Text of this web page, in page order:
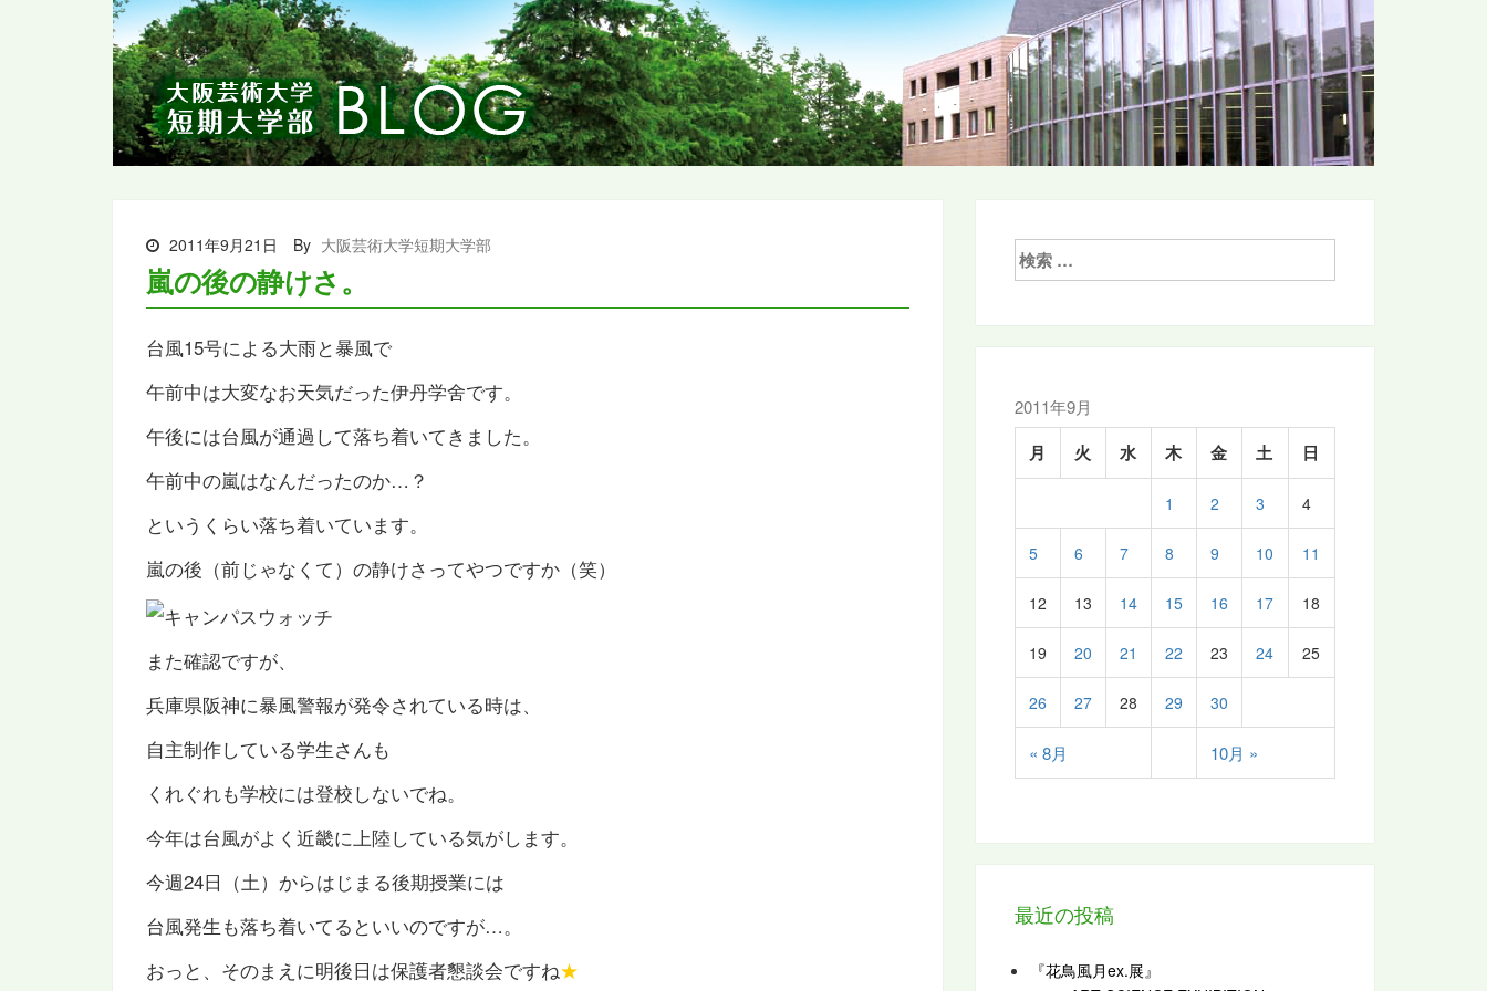
2011年9月21日 By 大阪芸術大学短期大学部
嵐の後の静けさ。
台風15号による大雨と暴風で
午前中は大変なお天気だった伊丹学舍です。
午後には台風が通過して落ち着いてきました。
午前中の嵐はなんだったのか…？
というくらい落ち着いています。
嵐の後（前じゃなくて）の静けさってやつですか（笑）
また確認ですが、
兵庫県阪神に暴風警報が発令されている時は、
自主制作している学生さんも
くれぐれも学校には登校しないでね。
今年は台風がよく近畿に上陸している気がします。
今週24日（土）からはじまる後期授業には
台風発生も落ち着いてるといいのですが…。
おっと、そのまえに明後日は保護者懇談会ですね★
検
索:
2011年9月
月 火 水 木 金 土 日
« 8月 10月 »
1 2 3 4
5 6 7 8 9 10 11
12 13 14 15 16 17 18
19 20 21 22 23 24 25
26 27 28 29 30
最近の投稿
『花鳥風月ex.展』